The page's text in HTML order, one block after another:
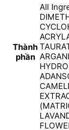
Thành
phần
All